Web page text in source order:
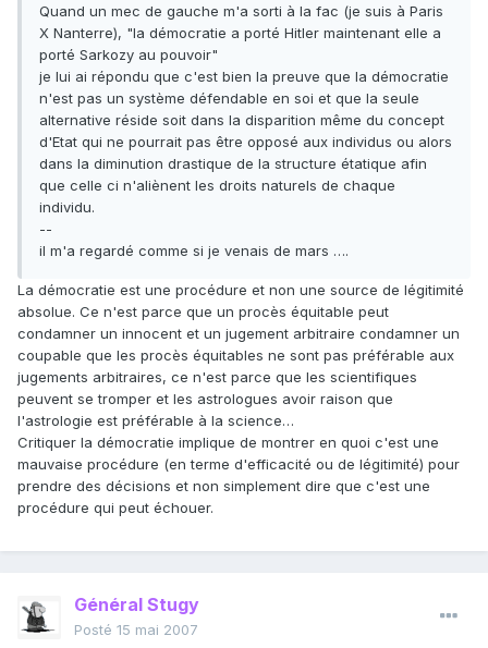
Quand un mec de gauche m'a sorti à la fac (je suis à Paris
X Nanterre), "la démocratie a porté Hitler maintenant elle a
porté Sarkozy au pouvoir"
je lui ai répondu que c'est bien la preuve que la démocratie
n'est pas un système défendable en soi et que la seule
alternative réside soit dans la disparition même du concept
d'Etat qui ne pourrait pas être opposé aux individus ou alors
dans la diminution drastique de la structure étatique afin
que celle ci n'aliènent les droits naturels de chaque
individu.
--
il m'a regardé comme si je venais de mars ….
La démocratie est une procédure et non une source de légitimité
absolue. Ce n'est parce que un procès équitable peut
condamner un innocent et un jugement arbitraire condamner un
coupable que les procès équitables ne sont pas préférable aux
jugements arbitraires, ce n'est parce que les scientifiques
peuvent se tromper et les astrologues avoir raison que
l'astrologie est préférable à la science…
Critiquer la démocratie implique de montrer en quoi c'est une
mauvaise procédure (en terme d'efficacité ou de légitimité) pour
prendre des décisions et non simplement dire que c'est une
procédure qui peut échouer.
Général Stugy
Posté 15 mai 2007